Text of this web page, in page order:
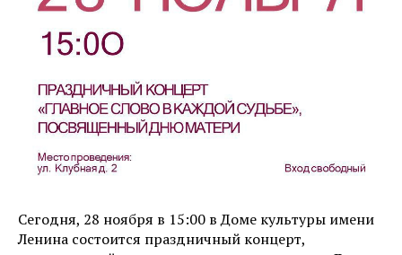
Сегодня, 28 ноября в 15:00 в Доме культуры имени
Ленина состоится праздничный концерт,